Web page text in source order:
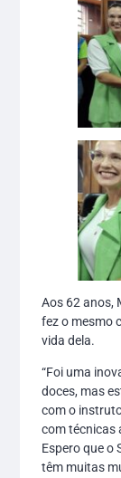
Aos 62 anos,
fez o mesmo
vida dela.
“Foi uma
doces, mas
com o
com técnicas
Espero que o
têm muitas